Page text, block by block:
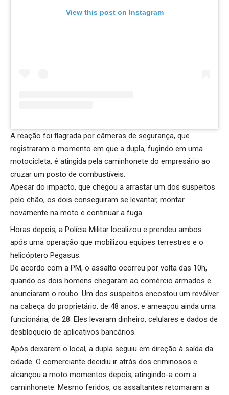
View this post on Instagram
A reação foi flagrada por câmeras de segurança, que
registraram o momento em que a dupla, fugindo em uma
motocicleta, é atingida pela caminhonete do empresário ao
cruzar um posto de combustíveis.
Apesar do impacto, que chegou a arrastar um dos suspeitos
pelo chão, os dois conseguiram se levantar, montar
novamente na moto e continuar a fuga.
Horas depois, a Polícia Militar localizou e prendeu ambos
após uma operação que mobilizou equipes terrestres e o
helicóptero Pegasus.
De acordo com a PM, o assalto ocorreu por volta das 10h,
quando os dois homens chegaram ao comércio armados e
anunciaram o roubo. Um dos suspeitos encostou um revólver
na cabeça do proprietário, de 48 anos, e ameaçou ainda uma
funcionária, de 28. Eles levaram dinheiro, celulares e dados de
desbloqueio de aplicativos bancários.
Após deixarem o local, a dupla seguiu em direção à saída da
cidade. O comerciante decidiu ir atrás dos criminosos e
alcançou a moto momentos depois, atingindo-a com a
caminhonete. Mesmo feridos, os assaltantes retomaram a